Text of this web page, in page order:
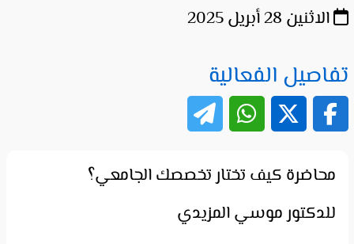
الاثنين 28 أبريل 2025
تفاصيل الفعالية
محاضرة كيف تختار تخصصك الجامعي؟
للدكتور موسي المزيدي